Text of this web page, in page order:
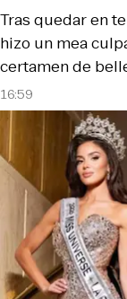
16:59
Tras quedar en
hizo un mea
certamen de